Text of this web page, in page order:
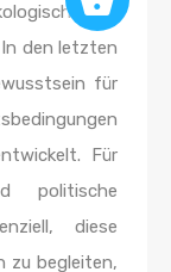
als
den letzten
für
Für
politische
diese
zu begleiten,